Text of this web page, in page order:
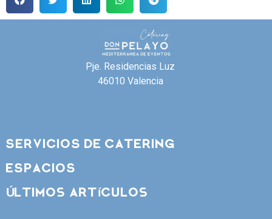
Pje. Residencias Luz
46010 Valencia
SERVICIOS DE CATERING
ESPACIOS
Últimos artículos